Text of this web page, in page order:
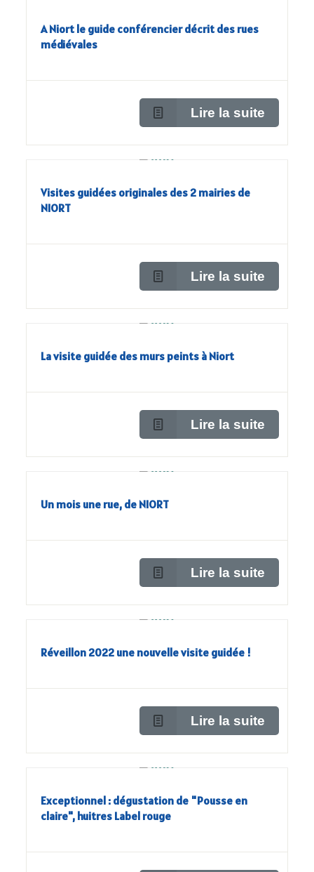
A Niort le guide conférencier décrit des rues
médiévales
Lire la suite
Visites guidées originales des 2 mairies de
NIORT
Lire la suite
La visite guidée des murs peints à Niort
Lire la suite
Un mois une rue, de NIORT
Lire la suite
Réveillon 2022 une nouvelle visite guidée !
Lire la suite
Exceptionnel : dégustation de "Pousse en
claire", huitres Label rouge